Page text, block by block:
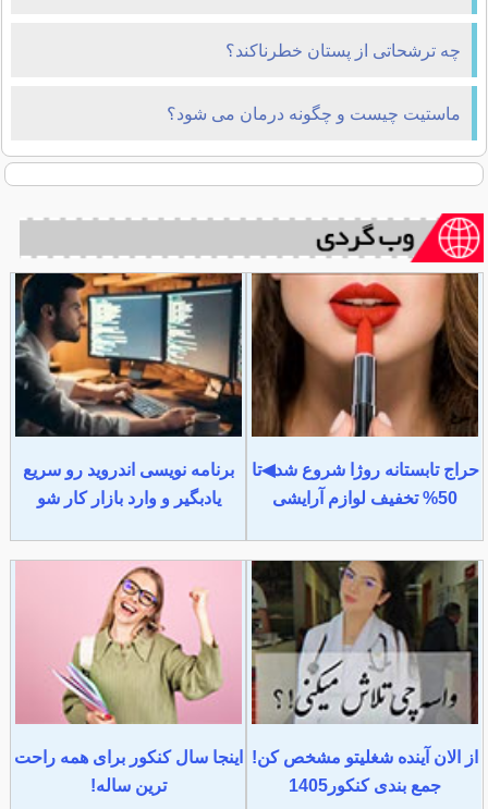
چه ترشحاتی از پستان خطرناکند؟
ماستیت چیست و چگونه درمان می شود؟
حراج تابستانه روژا شروع شد◀تا
50% تخفیف لوازم آرایشی
برنامه نویسی اندروید رو سریع
یادبگیر و وارد بازار کار شو
از الان آینده شغلیتو مشخص کن!
جمع بندی کنکور1405
اینجا سال کنکور برای همه راحت
ترین ساله!